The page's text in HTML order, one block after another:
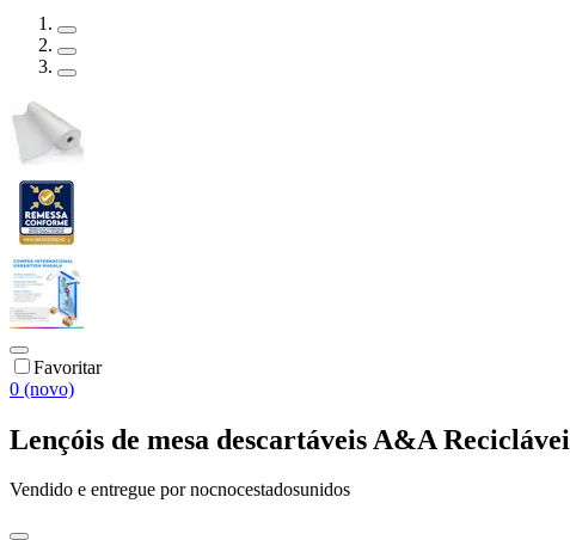
Favoritar
0 (novo)
Lençóis de mesa descartáveis A&A
Vendido e entregue por nocnocestadosunidos